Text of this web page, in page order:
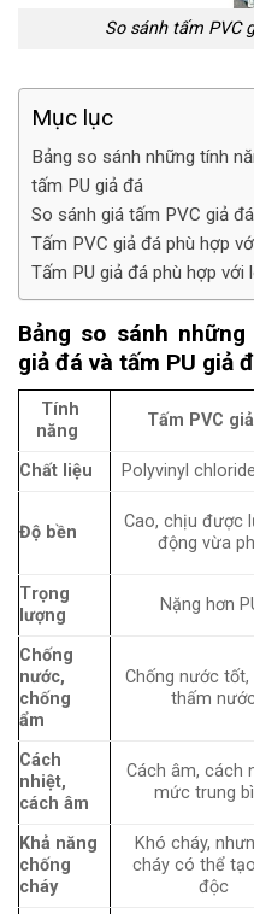
So sánh tấm PVC
Mục lục
Bảng so sánh những tính
tấm PU giả đá
So sánh giá tấm PVC giả
Tấm PVC giả đá phù hợp
Tấm PU giả đá phù hợp với
Bảng so sánh
giả đá và tấm PU giả
Tính
năng
Tấm PVC
Chất liệu Polyvinyl
Độ bền
Cao, chịu được
động vừa
Trọng
lượng
Nặng hơn
Chống
nước,
chống
ẩm
Chống nước tốt,
thấm
Cách
nhiệt,
cách âm
Cách âm, cách
mức trung
Khả năng
chống
cháy
Khó cháy,
cháy có thể
độc